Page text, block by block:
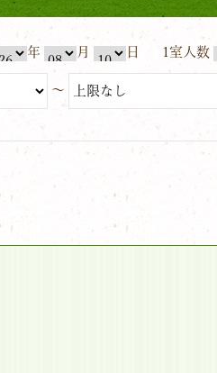
年 月 日 1室人数
～